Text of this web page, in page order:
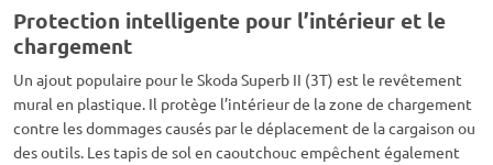
Protection intelligente pour l’intérieur et le
chargement
Un ajout populaire pour le Skoda Superb II (3T) est le revêtement
mural en plastique. Il protège l’intérieur de la zone de chargement
contre les dommages causés par le déplacement de la cargaison ou
des outils. Les tapis de sol en caoutchouc empêchent également